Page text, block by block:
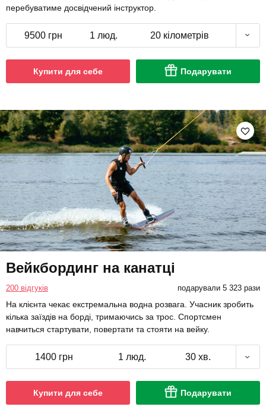
перебуватиме досвідчений інструктор.
9500 грн 1 люд. 20 кілометрів
Купити для себе Подарувати
Вейкбординг на канатці
200 відгуків подарували 5 323 рази
На клієнта чекає екстремальна водна розвага. Учасник зробить
кілька заїздів на борді, тримаючись за трос. Спортсмен
навчиться стартувати, повертати та стояти на вейку.
1400 грн 1 люд. 30 хв.
Купити для себе Подарувати